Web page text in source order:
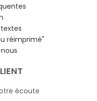
réimprimé"
écoute